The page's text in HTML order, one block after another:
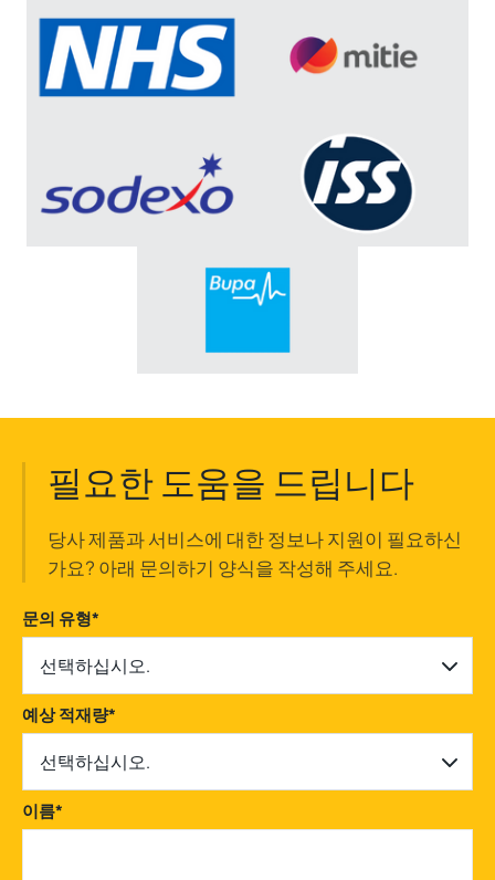
필요한 도움을 드립니다
당사 제품과 서비스에 대한 정보나 지원이 필요하신
가요? 아래 문의하기 양식을 작성해 주세요.
문의 유형*
선택하십시오.
예상 적재량*
선택하십시오.
이름*